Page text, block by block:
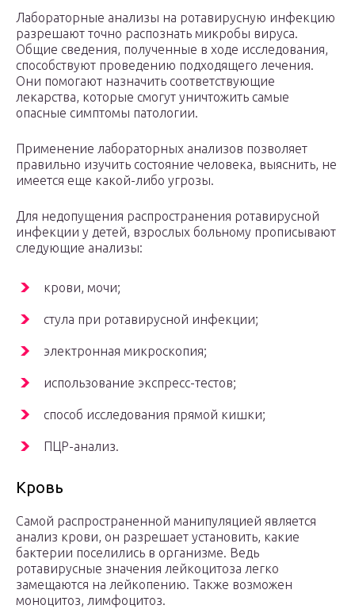
Лабораторные анализы на ротавирусную инфекцию
разрешают точно распознать микробы вируса.
Общие сведения, полученные в ходе исследования,
способствуют проведению подходящего лечения.
Они помогают назначить соответствующие
лекарства, которые смогут уничтожить самые
опасные симптомы патологии.
Применение лабораторных анализов позволяет
правильно изучить состояние человека, выяснить, не
имеется еще какой-либо угрозы.
Для недопущения распространения ротавирусной
инфекции у детей, взрослых больному прописывают
следующие анализы:
крови, мочи;
стула при ротавирусной инфекции;
электронная микроскопия;
использование экспресс-тестов;
способ исследования прямой кишки;
ПЦР-анализ.
Кровь
Самой распространенной манипуляцией является
анализ крови, он разрешает установить, какие
бактерии поселились в организме. Ведь
ротавирусные значения лейкоцитоза легко
замещаются на лейкопению. Также возможен
моноцитоз, лимфоцитоз.